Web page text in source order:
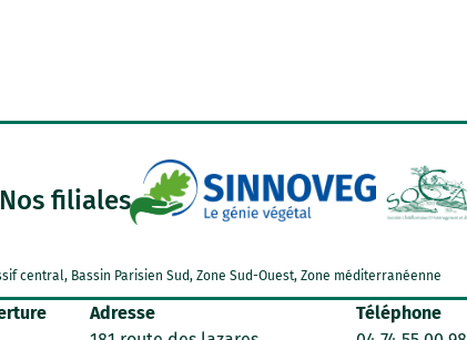
Nos filiales
central, Bassin Parisien Sud, Zone Sud-Ouest, Zone méditerranéenne
Adresse
Téléphone